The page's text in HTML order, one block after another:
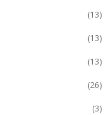
(13)
(13)
(13)
(26)
(3)